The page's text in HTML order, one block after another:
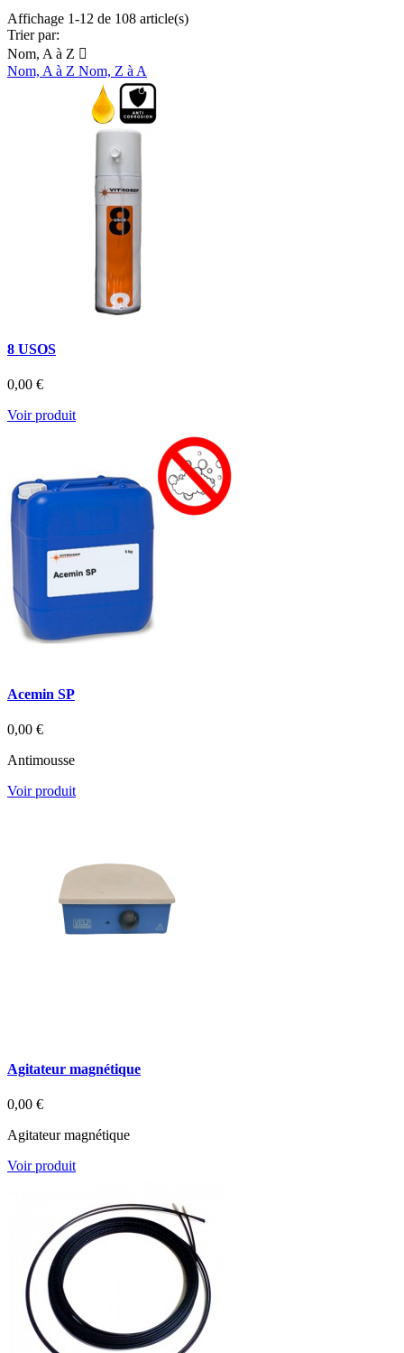
Affichage 1-12 de 108 article(s)
Trier par:
Nom, A à Z 
Nom, A à Z Nom, Z à A
8 USOS
0,00 €
Voir produit
Acemin SP
0,00 €
Antimousse
Voir produit
Agitateur magnétique
0,00 €
Agitateur magnétique
Voir produit